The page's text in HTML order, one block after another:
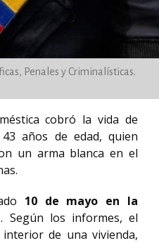
Penales y Criminalísticas.
cobró la vida de
años de edad, quien
un arma blanca en el
10 de mayo en la
. Según los informes, el
de una vivienda,